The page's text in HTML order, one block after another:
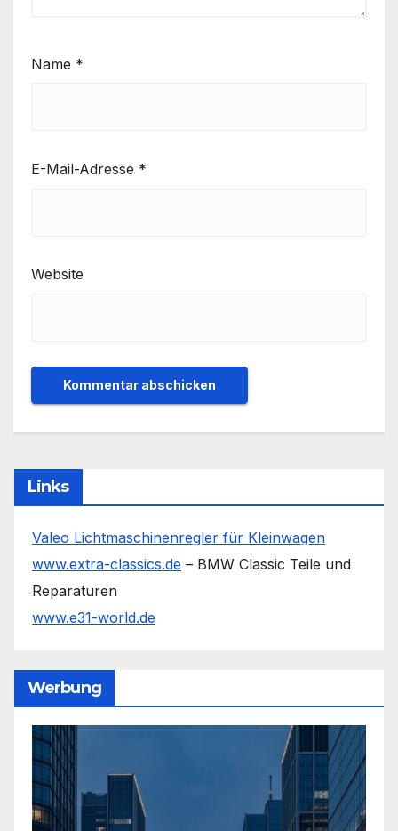
Name *
E-Mail-Adresse *
Website
Links
Valeo Lichtmaschinenregler für Kleinwagen
www.extra-classics.de – BMW Classic Teile und
Reparaturen
www.e31-world.de
Werbung